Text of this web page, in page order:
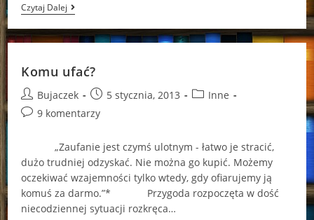
Czytaj DalejCoraz
Ciekawiej
I
Niebezpieczniej
Komu ufać?
Post
author:
Bujaczek
Post
published:
5 stycznia, 2013
PostInne
Post9 komentarzy
„Zaufanie jest czymś ulotnym - łatwo je stracić,
dużo trudniej odzyskać. Nie można go kupić. Możemy
oczekiwać wzajemności tylko wtedy, gdy ofiarujemy ją
komuś za darmo.”* Przygoda rozpoczęta w dość
niecodziennej sytuacji rozkręca…